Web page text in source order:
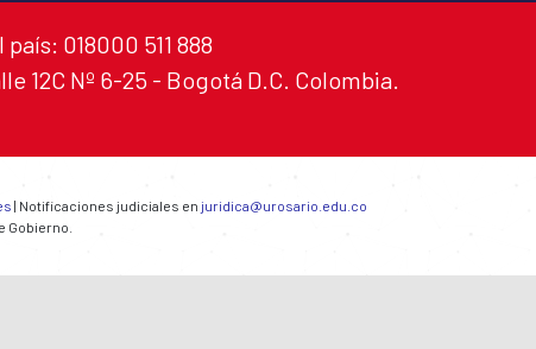
018000 511 888
12C Nº 6-25 - Bogotá D.C. Colombia.
| Notificaciones judiciales en juridica@urosario.edu.co
Gobierno.